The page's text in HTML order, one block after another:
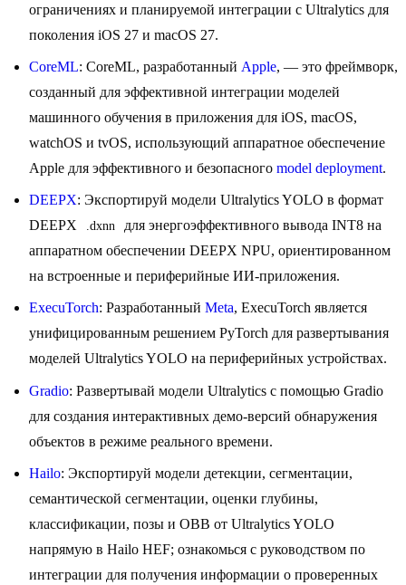
ограничениях и планируемой интеграции с Ultralytics для
поколения iOS 27 и macOS 27.
CoreML: CoreML, разработанный Apple, — это фреймворк,
созданный для эффективной интеграции моделей
машинного обучения в приложения для iOS, macOS,
watchOS и tvOS, использующий аппаратное обеспечение
Apple для эффективного и безопасного model deployment.
DEEPX: Экспортируй модели Ultralytics YOLO в формат
DEEPX
.dxnn
для энергоэффективного вывода INT8 на
аппаратном обеспечении DEEPX NPU, ориентированном
на встроенные и периферийные ИИ-приложения.
ExecuTorch: Разработанный Meta, ExecuTorch является
унифицированным решением PyTorch для развертывания
моделей Ultralytics YOLO на периферийных устройствах.
Gradio: Развертывай модели Ultralytics с помощью Gradio
для создания интерактивных демо-версий обнаружения
объектов в режиме реального времени.
Hailo: Экспортируй модели детекции, сегментации,
семантической сегментации, оценки глубины,
классификации, позы и OBB от Ultralytics YOLO
напрямую в Hailo HEF; ознакомься с руководством по
интеграции для получения информации о проверенных